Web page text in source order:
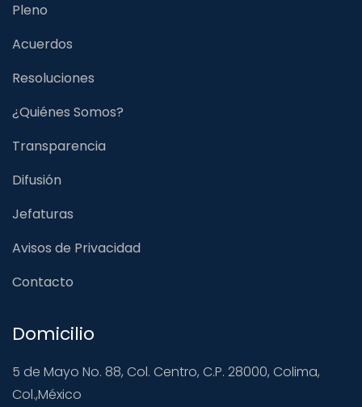
Pleno
Acuerdos
Resoluciones
¿Quiénes Somos?
Transparencia
Difusión
Jefaturas
Avisos de Privacidad
Contacto
Domicilio
5 de Mayo No. 88, Col. Centro, C.P. 28000, Colima,
Col.,México